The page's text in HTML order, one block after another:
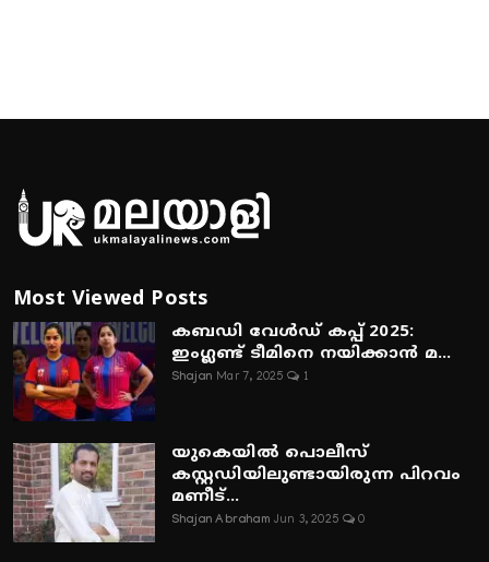
Most Viewed Posts
കബഡി വേൾഡ് കപ്പ് 2025:
ഇംഗ്ലണ്ട് ടീമിനെ നയിക്കാൻ മ...
Shajan Mar 7, 2025 1
യുകെയിൽ പൊലീസ്
കസ്റ്റഡിയിലുണ്ടായിരുന്ന പിറവം
മണീട്...
Shajan Abraham Jun 3, 2025 0